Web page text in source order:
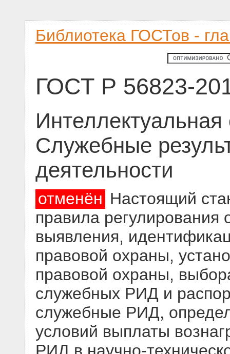
Библиотека ГОСТов -
ГОСТ Р 56823-
Интеллектуальная
Служебные
деятельности
отменён Настоящий
правила регулирования
выявления,
правовой охраны,
правовой охраны,
служебных РИД и
служебные РИД,
условий выплаты